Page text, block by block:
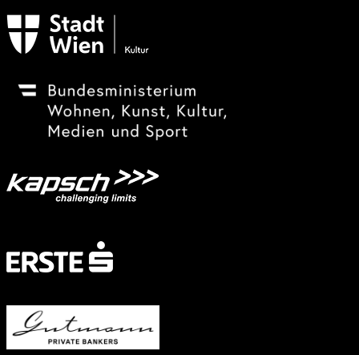
Subventionsgeber